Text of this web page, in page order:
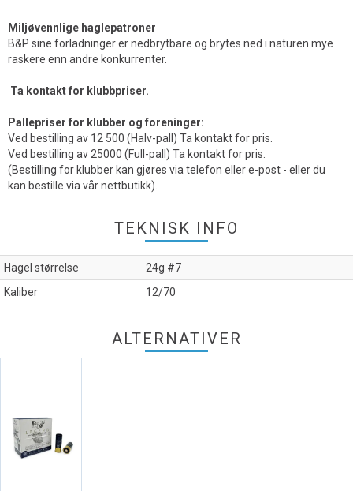
Miljøvennlige haglepatroner
B&P sine forladninger er nedbrytbare og brytes ned i naturen mye
raskere enn andre konkurrenter.
Ta kontakt for klubbpriser.
Pallepriser for klubber og foreninger:
Ved bestilling av 12 500 (Halv-pall) Ta kontakt for pris.
Ved bestilling av 25000 (Full-pall) Ta kontakt for pris.
(Bestilling for klubber kan gjøres via telefon eller e-post - eller du
kan bestille via vår nettbutikk).
TEKNISK INFO
Hagel størrelse
24g #7
Kaliber
12/70
ALTERNATIVER